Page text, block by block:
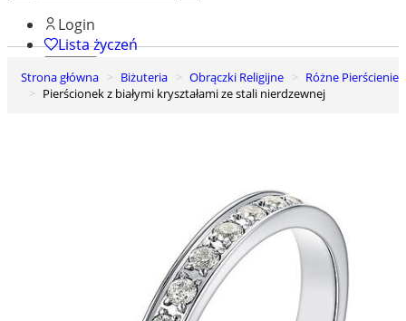
Login
Lista życzeń
0
Koszyk
Strona główna Biżuteria Obrączki Religijne
Różne Pierścienie
Pierścionek z białymi kryształami ze stali nierdzewnej